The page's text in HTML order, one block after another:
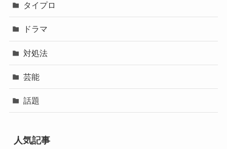
タイプロ
ドラマ
対処法
芸能
話題
人気記事